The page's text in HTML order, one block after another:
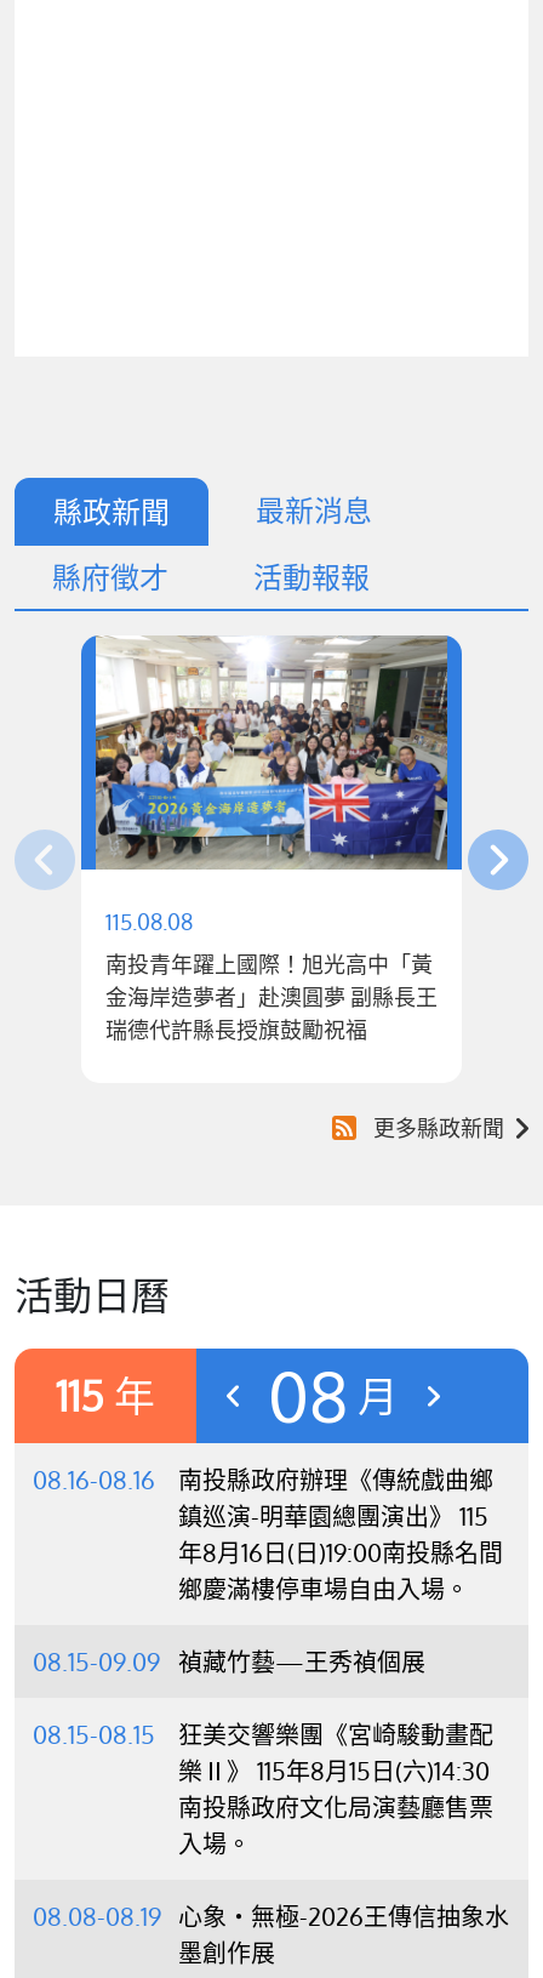
縣政新聞
最新消息
縣府徵才
活動報報
115.08.08
南投青年躍上國際！旭光高中「黃
金海岸造夢者」赴澳圓夢 副縣長王
瑞德代許縣長授旗鼓勵祝福
更多縣政新聞
活動日曆
115 年 08 月
08.16-08.16
南投縣政府辦理《傳統戲曲鄉
鎮巡演-明華園總團演出》 115
年8月16日(日)19:00南投縣名間
鄉慶滿樓停車場自由入場。
08.15-09.09 禎藏竹藝—王秀禎個展
08.15-08.15
狂美交響樂團《宮崎駿動畫配
樂Ⅱ》 115年8月15日(六)14:30
南投縣政府文化局演藝廳售票
入場。
08.08-08.19 心象‧無極-2026王傳信抽象水
墨創作展